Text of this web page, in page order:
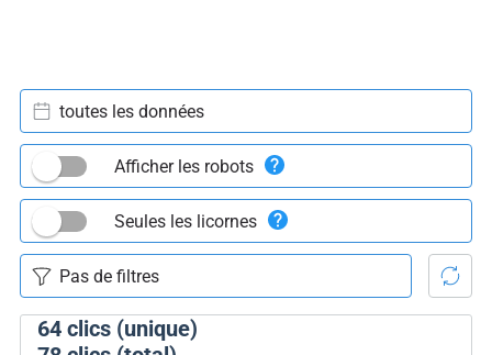
64clics (unique)
toutes les données
Afficher les robots
Seules les licornes